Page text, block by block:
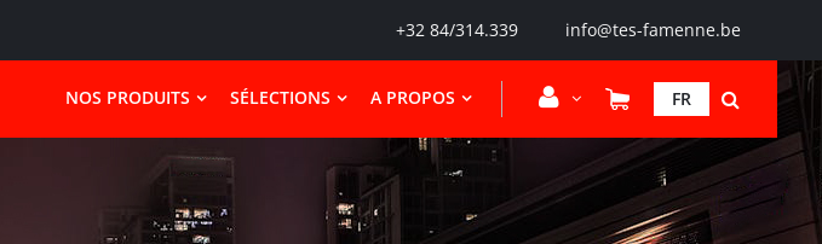
+32 84/314.339 info@tes-famenne.be
FR
NOS PRODUITS SÉLECTIONS A PROPOS